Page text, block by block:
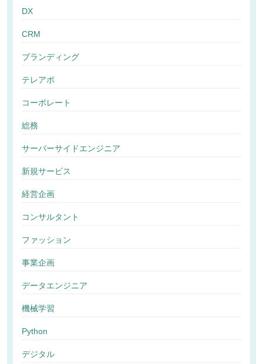
DX
CRM
ブランディング
テレアポ
コーポレート
総務
サーバーサイドエンジニア
新規サービス
経営企画
コンサルタント
ファッション
事業企画
データエンジニア
機械学習
Python
デジタル